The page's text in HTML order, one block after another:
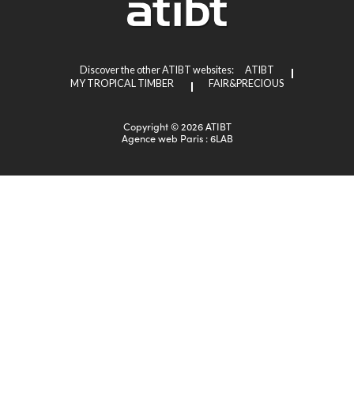
Discover the other ATIBT websites:
ATIBT
MY TROPICAL TIMBER
FAIR&PRECIOUS
Copyright © 2026 ATIBT
Agence web Paris: 6LAB